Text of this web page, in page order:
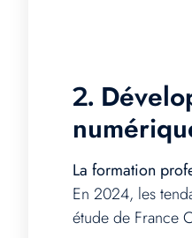
2.
La formation
En 2024, les
étude de France